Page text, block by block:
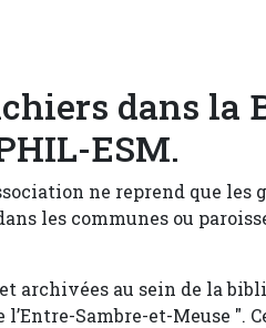
dans la
ESM.
ne reprend que les
les communes ou
archivées au sein de la
Sambre-et-Meuse ".